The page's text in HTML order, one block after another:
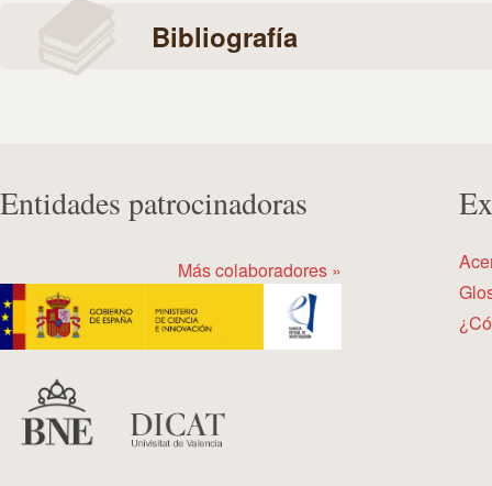
Bibliografía
Entidades patrocinadoras
Más colaboradores »